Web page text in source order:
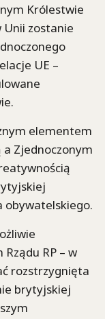
Królestwie
zostanie
UE –
elementem
Zjednoczonym
obywatelskiego.
RP – w
rozstrzygnięta
brytyjskiej